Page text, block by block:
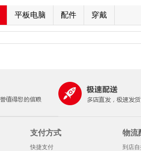
平板电脑 配件 穿戴
支付方式
快捷支付
物流
到店